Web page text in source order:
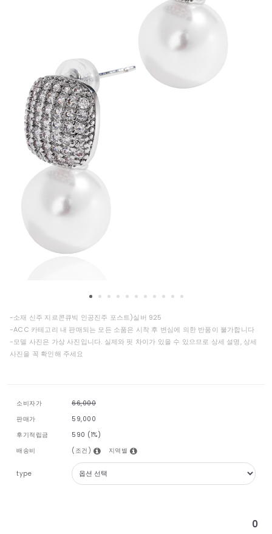
-소재 신주 지르콘큐빅 인공진주 포스트)실버 925
-ACC 카테고리 내 판매되는 모든 소품은 시착 후 변심에 의한 반품이 불가합니다
-모델 사진은 가상 사진입니다. 실제와 핏 차이가 있을 수 있으므로 상세 설명, 상세
사진을 꼭 확인해 주세요
소비자가
66,000
판매가
59,000
후기적립금
590 (1%)
배송비
(조건) 지역별
type
0